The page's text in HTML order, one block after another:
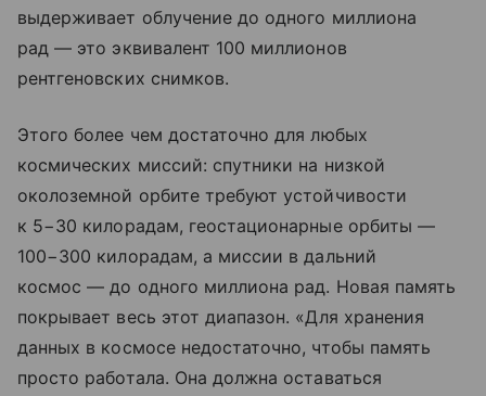
выдерживает облучение до одного миллиона
рад — это эквивалент 100 миллионов
рентгеновских снимков.
Этого более чем достаточно для любых
космических миссий: спутники на низкой
околоземной орбите требуют устойчивости
к 5−30 килорадам, геостационарные орбиты —
100−300 килорадам, а миссии в дальний
космос — до одного миллиона рад. Новая память
покрывает весь этот диапазон. «Для хранения
данных в космосе недостаточно, чтобы память
просто работала. Она должна оставаться